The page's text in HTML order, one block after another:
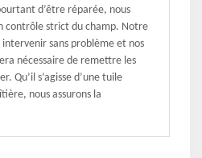
d’être réparée, nous
contrôle strict du champ. Notre
sans problème et nos
nécessaire de remettre les
Qu’il s’agisse d’une tuile
nous assurons la